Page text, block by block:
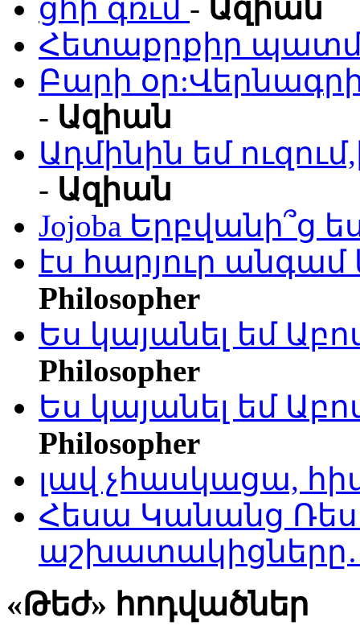
ցհի գռւմ - Ազիան
Հետաքրքիր
Բարի
- Ազիան
Ադմինին եմ
- Ազիան
Jojoba Երբվանի՞ց
էս հարյուր
Philosopher
Ես կայանել եմ
Philosopher
Ես կայանել եմ
Philosopher
լավ չհասկացա,
Հեսա Կանանց
«Թեժ» հոդվածներ